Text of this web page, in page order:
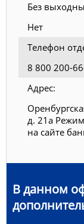
Без
Нет
Телефон
8 800 200-
Адрес:
д. 21а
на сайте
В данном